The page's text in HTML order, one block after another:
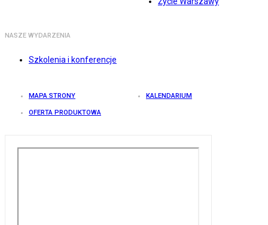
NASZE WYDARZENIA
Szkolenia i konferencje
MAPA STRONY KALENDARIUM
OFERTA PRODUKTOWA